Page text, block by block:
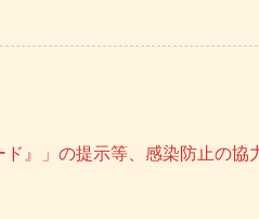
』」の提示等、感染防止の協